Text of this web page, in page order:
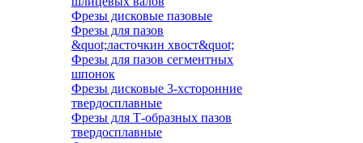
Фрезы дисковые пазовые
Фрезы для пазов
&quot;ласточкин хвост&quot;
Фрезы для пазов сегментных
шпонок
Фрезы дисковые 3-хсторонние
твердосплавные
Фрезы для Т-образных пазов
твердосплавные